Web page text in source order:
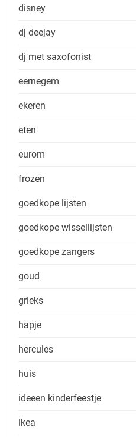
disney
dj deejay
dj met saxofonist
eernegem
ekeren
eten
eurom
frozen
goedkope lijsten
goedkope wissellijsten
goedkope zangers
goud
grieks
hapje
hercules
huis
ideeen kinderfeestje
ikea